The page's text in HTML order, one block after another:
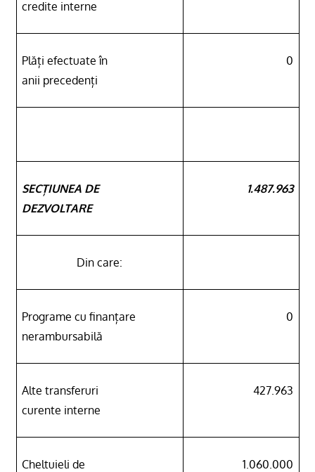
credite interne
Plăți efectuate în
anii precedenți
0
SECȚIUNEA DE
DEZVOLTARE
1.487.963
Din care:
Programe cu finanțare
nerambursabilă
0
Alte transferuri
curente interne
427.963
Cheltuieli de
1.060.000